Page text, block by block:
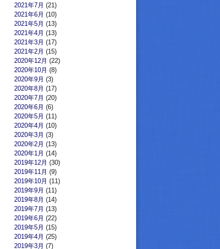
2021年7月 (21)
2021年6月 (10)
2021年5月 (13)
2021年4月 (13)
2021年3月 (17)
2021年2月 (15)
2020年12月 (22)
2020年10月 (8)
2020年9月 (3)
2020年8月 (17)
2020年7月 (20)
2020年6月 (6)
2020年5月 (11)
2020年4月 (10)
2020年3月 (3)
2020年2月 (13)
2020年1月 (14)
2019年12月 (30)
2019年11月 (9)
2019年10月 (11)
2019年9月 (11)
2019年8月 (14)
2019年7月 (13)
2019年6月 (22)
2019年5月 (15)
2019年4月 (25)
2019年3月 (7)